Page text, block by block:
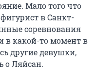
Мало того что
в Санкт-
соревнования
в какой-то момент в
другие девушки,
о Ляйсан.